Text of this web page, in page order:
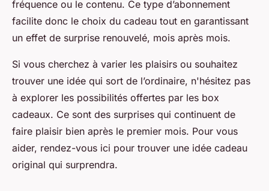
fréquence ou le contenu. Ce type d’abonnement
facilite donc le choix du cadeau tout en garantissant
un effet de surprise renouvelé, mois après mois.
Si vous cherchez à varier les plaisirs ou souhaitez
trouver une idée qui sort de l’ordinaire, n'hésitez pas
à explorer les possibilités offertes par les box
cadeaux. Ce sont des surprises qui continuent de
faire plaisir bien après le premier mois. Pour vous
aider, rendez-vous ici pour trouver une idée cadeau
original qui surprendra.